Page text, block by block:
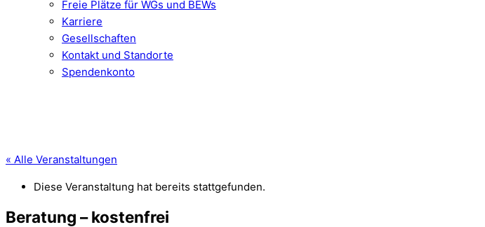
Freie Plätze für WGs und BEWs
Karriere
Gesellschaften
Kontakt und Standorte
Spendenkonto
« Alle Veranstaltungen
Diese Veranstaltung hat bereits stattgefunden.
Beratung – kostenfrei